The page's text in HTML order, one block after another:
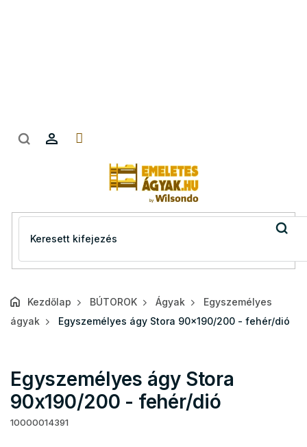
Kezdőlap BÚTOROK Ágyak
Egyszemélyes
ágyak
Egyszemélyes ágy Stora 90x190/200 - fehér/dió
Egyszemélyes ágy Stora
90x190/200 - fehér/dió
10000014391